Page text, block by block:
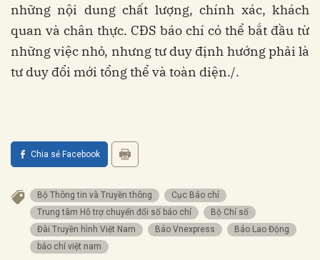
những nội dung chất lượng, chính xác, khách
quan và chân thực. CĐS báo chí có thể bắt đầu từ
những việc nhỏ, nhưng tư duy định hướng phải là
tư duy đổi mới tổng thể và toàn diện./.
Chia sẻ Facebook
Bộ Thông tin và Truyền thông
Cục Báo chí
Trung tâm Hỗ trợ chuyển đổi số báo chí
Bộ Chỉ số
Đài Truyền hình Việt Nam
Báo Vnexpress
Báo Lao Động
báo chí việt nam